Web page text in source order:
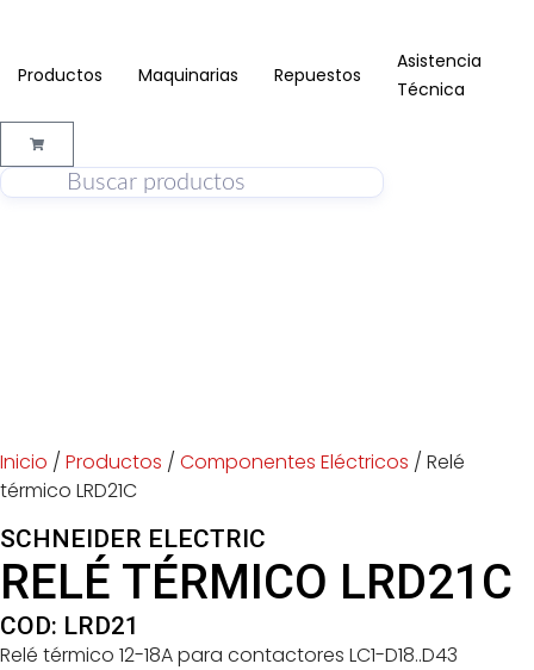
Productos Maquinarias Repuestos
Asistencia
Técnica
Inicio / Productos / Componentes Eléctricos / Relé
térmico LRD21C
SCHNEIDER ELECTRIC
RELÉ TÉRMICO LRD21C
COD: LRD21
Relé térmico 12-18A para contactores LC1-D18..D43